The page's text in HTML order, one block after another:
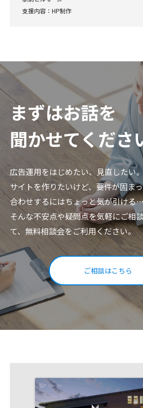
支援内容：HP制作
まずはお話を
聞かせてくださ
広告運用をはじめたい、見直したい。
サイトを作りたいけど、要件が固ま
合わせするにはちょっと気が引け
そんな不安点や疑問点を気軽にご相
て、無料相談会をご利用ください。
ご相談はこちら